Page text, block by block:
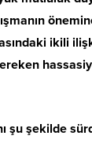
ikili
şu şekilde